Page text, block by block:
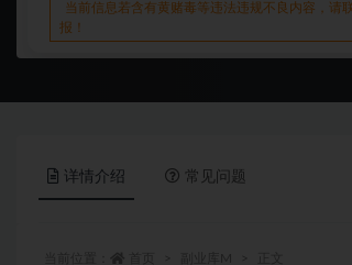
当前信息若含有黄赌毒等违法违规不良内容，请
报！
详情介绍 常见问题